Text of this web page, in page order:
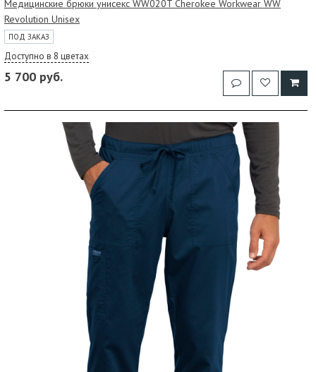
Медицинские брюки унисекс WW020T Cherokee Workwear WW
Revolution Unisex
ПОД ЗАКАЗ
Доступно в 8 цветах
5 700 руб.